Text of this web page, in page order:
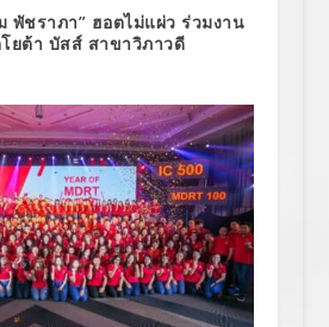
พัชราภา” ฮอตไม่แผ่ว ร่วมงาน
ยต้า บัสส์ สาขาวิภาวดี